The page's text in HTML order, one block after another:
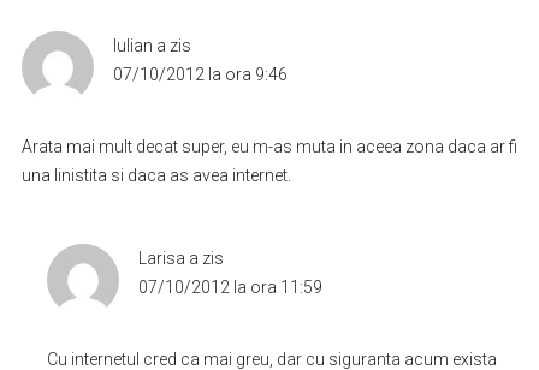
Iulian a zis
07/10/2012 la ora 9:46
Arata mai mult decat super, eu m-as muta in aceea zona daca ar fi
una linistita si daca as avea internet.
Larisa a zis
07/10/2012 la ora 11:59
Cu internetul cred ca mai greu, dar cu siguranta acum exista